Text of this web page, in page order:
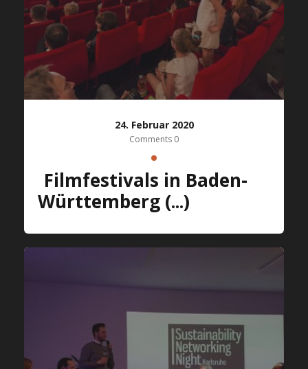
24. Februar 2020
Comments 0
Filmfestivals in Baden-
Württemberg (...)